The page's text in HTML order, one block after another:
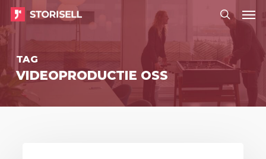
Skip
to
main
content
search
Menu
TAG
VIDEOPRODUCTIE OSS
Menu